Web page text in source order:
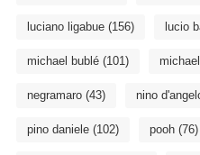
luciano ligabue(156) lucio
michael bublé(101)
negramaro(43) nino
pino daniele(102) pooh(76)